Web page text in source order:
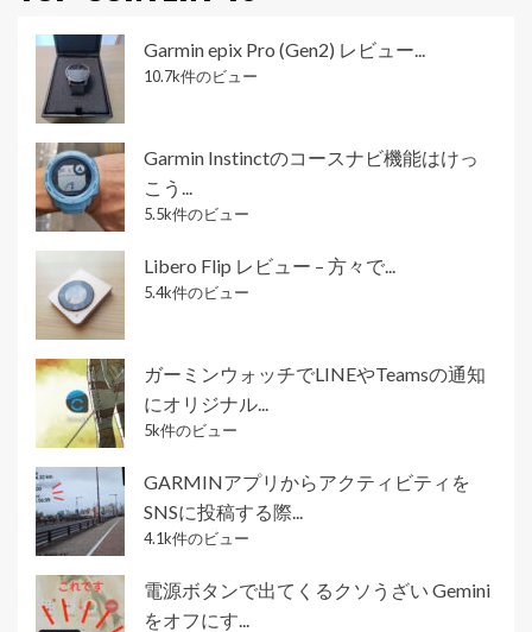
Garmin epix Pro (Gen2) レビュー...
10.7k件のビュー
Garmin Instinctのコースナビ機能はけっ
こう...
5.5k件のビュー
Libero Flip レビュー – 方々で...
5.4k件のビュー
ガーミンウォッチでLINEやTeamsの通知
にオリジナル...
5k件のビュー
GARMINアプリからアクティビティを
SNSに投稿する際...
4.1k件のビュー
電源ボタンで出てくるクソうざい Gemini
をオフにす...